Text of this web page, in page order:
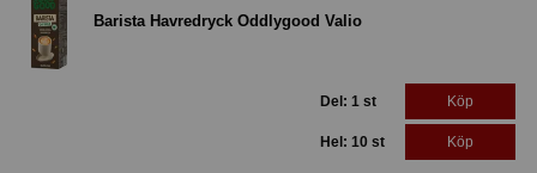
Barista Havredryck Oddlygood Valio
Del: 1 st Köp
Hel: 10 st Köp